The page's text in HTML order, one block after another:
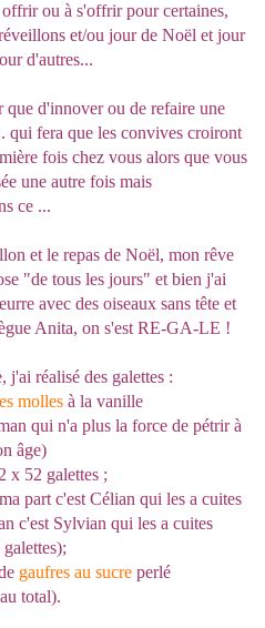
ou à s'offrir pour certaines,
et/ou jour de Noël et jour
d'autres...
d'innover ou de refaire une
qui fera que les convives croiront
fois chez vous alors que vous
une autre fois mais
ce ...
et le repas de Noël, mon rêve
"de tous les jours" et bien j'ai
avec des oiseaux sans tête et
Anita, on s'est RE-GA-LE !
j'ai réalisé des galettes :
molles à la vanille
qui n'a plus la force de pétrir à
âge)
x 52 galettes ;
part c'est Célian qui les a cuites
c'est Sylvian qui les a cuites
gaufres au sucre perlé
total).